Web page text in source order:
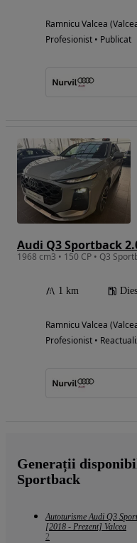
Ramnicu Valcea
Profesionist • Publicat
Audi Q3 Sportback
1968 cm3 • 150 CP • Q3
1 km
Ramnicu Valcea
Profesionist •
Generații
Sportback
Autoturisme Audi Q3
[2018 - Prezent] Valcea
2